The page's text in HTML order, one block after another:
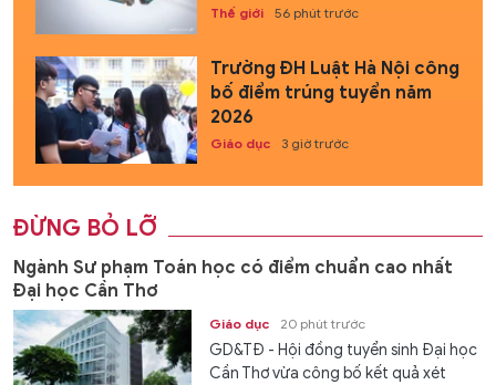
Thế giới 56 phút trước
Trường ĐH Luật Hà Nội công
bố điểm trúng tuyển năm
2026
Giáo dục 3 giờ trước
ĐỪNG BỎ LỠ
Ngành Sư phạm Toán học có điểm chuẩn cao nhất
Đại học Cần Thơ
Giáo dục 20 phút trước
GD&TĐ - Hội đồng tuyển sinh Đại học
Cần Thơ vừa công bố kết quả xét